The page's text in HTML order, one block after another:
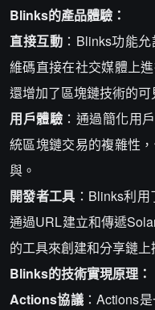
Blinks的產品體驗：
直接互動 ：Blinks功能
維碼直接在社交媒體上
還增加了區塊鏈技術的可
用戶體驗 ：通過簡化用
統區塊鏈交易的複雜性
與。
開發者工具 ：Blinks利
通過URL建立和傳遞
的工具來創建和分享鏈上
Blinks的技術實現原理：
Actions協議 ：Actions